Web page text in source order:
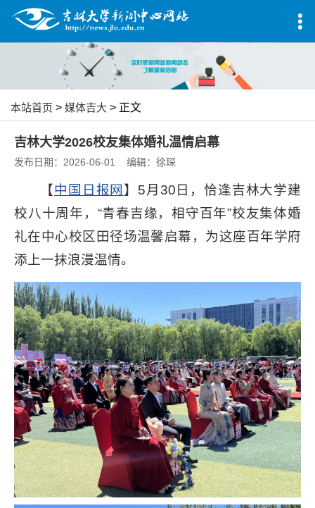
本站首页 > 媒体吉大 > 正文
吉林大学2026校友集体婚礼温情启幕
发布日期：2026-06-01 编辑：徐琛
【中国日报网 】5月30日，恰逢吉林大学建
校八十周年，“青春吉缘，相守百年”校友集体婚
礼在中心校区田径场温馨启幕，为这座百年学府
添上一抹浪漫温情。